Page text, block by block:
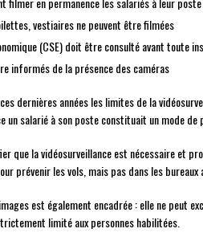
vestiaires ne peuvent être filmées
(CSE) doit être consulté avant toute
informés de la présence des caméras
dernières années les limites de la
un salarié à son poste constituait un mode de
que la vidéosurveillance est nécessaire et
prévenir les vols, mais pas dans les
est également encadrée : elle ne peut
limité aux personnes habilitées.